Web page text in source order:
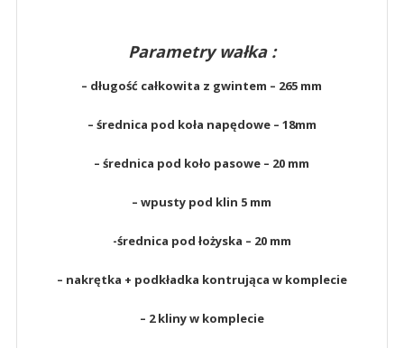
Parametry wałka :
– długość całkowita z gwintem – 265 mm
– średnica pod koła napędowe – 18mm
– średnica pod koło pasowe – 20 mm
– wpusty pod klin 5 mm
-średnica pod łożyska – 20 mm
– nakrętka + podkładka kontrująca w komplecie
– 2 kliny w komplecie